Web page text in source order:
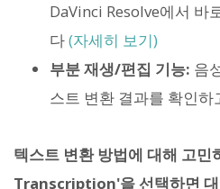
DaVinci Resolve에서 바
다(자세히 보기)
부분 재생/편집 기능: 음
스트 변환 결과를 확인
텍스트 변환 방법에 대해 고
Transcription'을 선택하면 대